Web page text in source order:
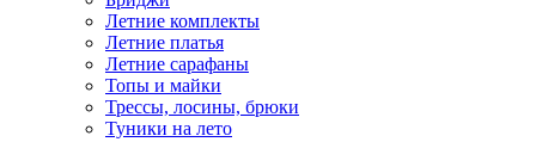
Летние комплекты
Летние платья
Летние сарафаны
Топы и майки
Трессы, лосины, брюки
Туники на лето